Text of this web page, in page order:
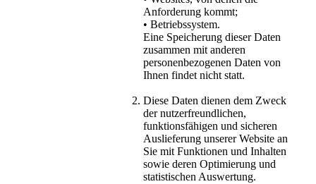
Anforderung kommt;
• Betriebssystem.
Eine Speicherung dieser Daten
zusammen mit anderen
personenbezogenen Daten von
Ihnen findet nicht statt.
Diese Daten dienen dem Zweck
der nutzerfreundlichen,
funktionsfähigen und sicheren
Auslieferung unserer Website an
Sie mit Funktionen und Inhalten
sowie deren Optimierung und
statistischen Auswertung.